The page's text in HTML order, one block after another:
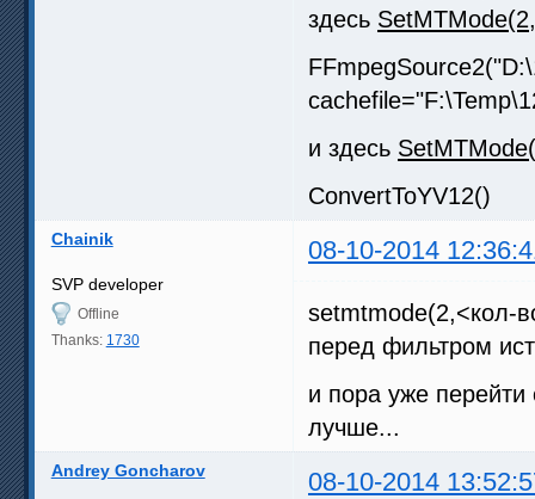
здесь
и здесь
ConvertToYV12()
Chainik 08-10-2014
SVP developer
Offline
Thanks: 1730
setmtmode(2,<кол-
перед фильтром
и пора уже
лучше...
Andrey Goncharov 08-10-2014